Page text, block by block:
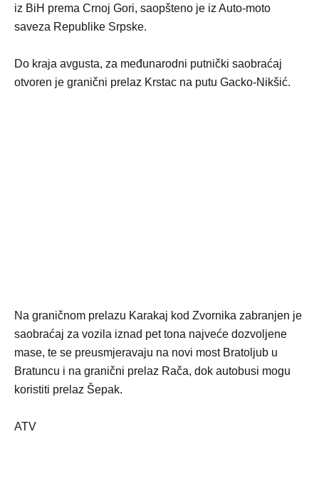
iz BiH prema Crnoj Gori, saopšteno je iz Auto-moto
saveza Republike Srpske.
Do kraja avgusta, za međunarodni putnički saobraćaj
otvoren je granični prelaz Krstac na putu Gacko-Nikšić.
Na graničnom prelazu Karakaj kod Zvornika zabranjen je
saobraćaj za vozila iznad pet tona najveće dozvoljene
mase, te se preusmjeravaju na novi most Bratoljub u
Bratuncu i na granični prelaz Rača, dok autobusi mogu
koristiti prelaz Šepak.
ATV